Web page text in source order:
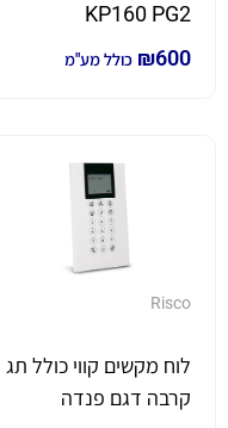
KP160 PG2
₪600 כולל מע"מ
Risco
לוח מקשים קווי כולל תג
קרבה דגם פנדה